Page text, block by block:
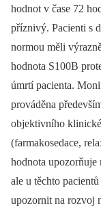
hodnot v čase 72
příznivý. Pacienti s
normou měli
hodnota S100B
úmrtí pacienta.
prováděna
objektivního
(farmakosedace,
hodnota upozorňuje
ale u těchto
upozornit na rozvoj